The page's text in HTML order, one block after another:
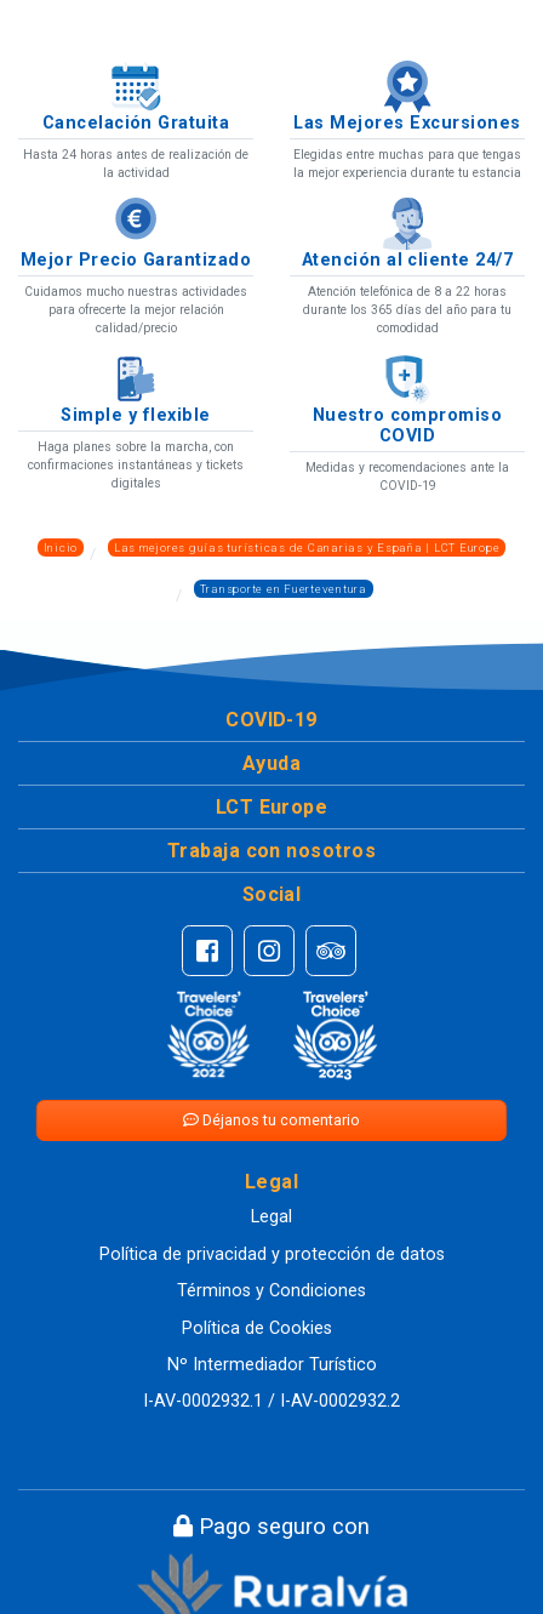
Cancelación Gratuita
Hasta 24 horas antes de realización de
la actividad
Las Mejores Excursiones
Elegidas entre muchas para que tengas
la mejor experiencia durante tu estancia
Mejor Precio Garantizado
Cuidamos mucho nuestras actividades
para ofrecerte la mejor relación
calidad/precio
Atención al cliente 24/7
Atención telefónica de 8 a 22 horas
durante los 365 días del año para tu
comodidad
Simple y flexible
Haga planes sobre la marcha, con
confirmaciones instantáneas y tickets
digitales
Nuestro compromiso
COVID
Medidas y recomendaciones ante la
COVID-19
Inicio Las mejores guías turísticas de Canarias y España | LCT Europe
Transporte en Fuerteventura
COVID-19
Ayuda
LCT Europe
Legal
Legal
Política de privacidad y protección de datos
Términos y Condiciones
Política de Cookies
Nº Intermediador Turístico
I-AV-0002932.1 / I-AV-0002932.2
Trabaja con nosotros
Social
Déjanos tu comentario
Pago seguro con